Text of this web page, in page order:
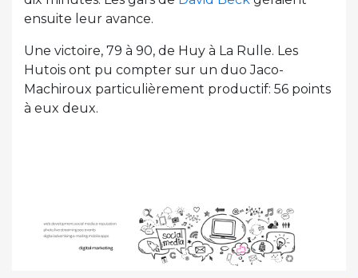
ensuite leur avance.
Une victoire, 79 à 90, de Huy à La Rulle. Les
Hutois ont pu compter sur un duo Jaco-
Machiroux particulièrement productif: 56 points
à eux deux.